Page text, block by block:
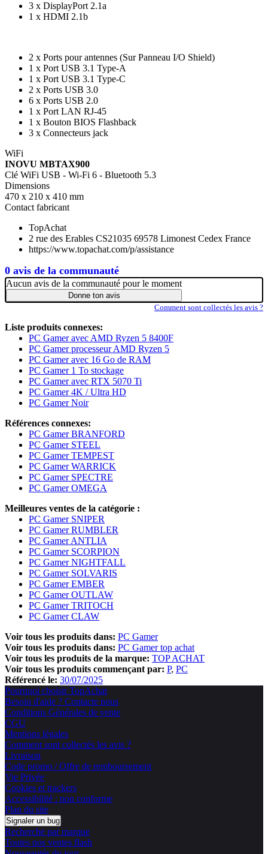
0 avis de la communauté
3 x DisplayPort 2.1a
1 x HDMI 2.1b
2 x Ports pour antennes (Sur Panneau I/O Shield)
1 x Port USB 3.1 Type-A
1 x Port USB 3.1 Type-C
2 x Ports USB 3.0
6 x Ports USB 2.0
1 x Port LAN RJ-45
1 x Bouton BIOS Flashback
3 x Connecteurs jack
WiFi
INOVU MBTAX900
Clé WiFi USB - Wi-Fi 6 - Bluetooth 5.3
Dimensions
470 x 210 x 410 mm
Contact fabricant
TopAchat
2 rue des Erables CS21035 69578 Limonest Cedex France
https://www.topachat.com/p/assistance
Aucun avis de la communauté pour le moment
Donne ton avis
Comment sont collectés les avis ?
Liste produits connexes:
PC Gamer avec AMD Ryzen 5 8400F
PC Gamer processeur AMD Ryzen 5
PC Gamer avec 16 Go de RAM
PC Gamer 1 To stockage
PC Gamer avec RTX 5070 Ti
PC Gamer 4K / Ultra HD
PC Gamer Noir
Références connexes:
PC Gamer BRANFORD
PC Gamer STEEL
PC Gamer TEMPEST
PC Gamer WARRICK
PC Gamer SPECTRE
PC Gamer OMEGA
Meilleures ventes de la catégorie :
PC Gamer SNIPER
PC Gamer RUMBLER
PC Gamer ANTLIA
PC Gamer SCORPION
PC Gamer NIGHTFALL
PC Gamer SOLVARIS
PC Gamer EMBER
PC Gamer OUTLAW
PC Gamer TRITOCH
PC Gamer CLAW
Voir tous les produits dans: PC Gamer
Voir tous les produits dans: PC Gamer top achat
Voir tous les produits de la marque: TOP ACHAT
Voir tous les produits commençant par: P PC
Référencé le: 30/07/2025
Pourquoi choisir TopAchat
Besoin d'aide ? Contacte nous
Conditions Générales de vente
CGU
Mentions légales
Comment sont collectés les avis ?
Livraison
Code promo / Offre de remboursement
Vie Privée
Cookies et trackers
Accessibilité : non conforme
Plan du site
Signaler un bug
Recherche par marque
Toutes nos ventes flash